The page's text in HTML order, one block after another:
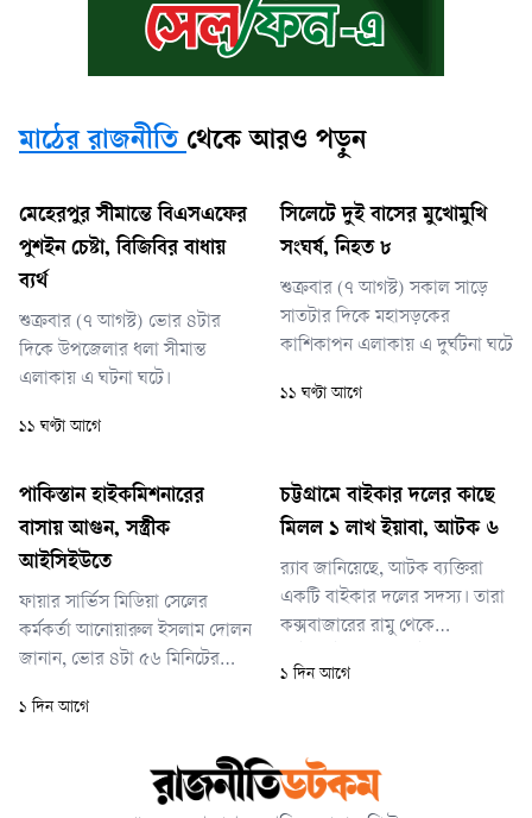
মাঠের রাজনীতি থেকে আরও পড়ুন
মেহেরপুর সীমান্তে বিএসএফের
পুশইন চেষ্টা, বিজিবির বাধায়
ব্যর্থ
শুক্রবার (৭ আগস্ট) ভোর ৪টার
দিকে উপজেলার ধলা সীমান্ত
এলাকায় এ ঘটনা ঘটে।
১১ ঘণ্টা আগে
সিলেটে দুই বাসের মুখোমুখি
সংঘর্ষ, নিহত ৮
শুক্রবার (৭ আগস্ট) সকাল সাড়ে
সাতটার দিকে মহাসড়কের
কাশিকাপন এলাকায় এ দুর্ঘটনা ঘটে
১১ ঘণ্টা আগে
পাকিস্তান হাইকমিশনারের
বাসায় আগুন, সস্ত্রীক
আইসিইউতে
ফায়ার সার্ভিস মিডিয়া সেলের
কর্মকর্তা আনোয়ারুল ইসলাম দোলন
জানান, ভোর ৪টা ৫৬ মিনিটের
ফায়ার সার্ভিস। দ্রুত দুটি ইউনিট
আগুন নিয়ন্ত্রণে আনে। আগুন
পুরোপুরি নেভানো সম্ভব হয় ৫টা
১ দিন আগে
চট্টগ্রামে বাইকার দলের কাছে
মিলল ১ লাখ ইয়াবা, আটক ৬
র‌্যাব জানিয়েছে, আটক ব্যক্তিরা
একটি বাইকার দলের সদস্য। তারা
কক্সবাজারের রামু থেকে
চট্টগ্রামে আসছিলেন। বাইক
আসছিলেন।
১ দিন আগে